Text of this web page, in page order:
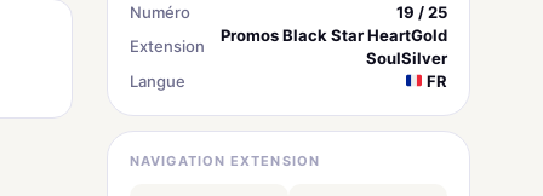
Numéro
19 / 25
Extension
Promos Black Star HeartGold
SoulSilver
Langue
FR
NAVIGATION EXTENSION